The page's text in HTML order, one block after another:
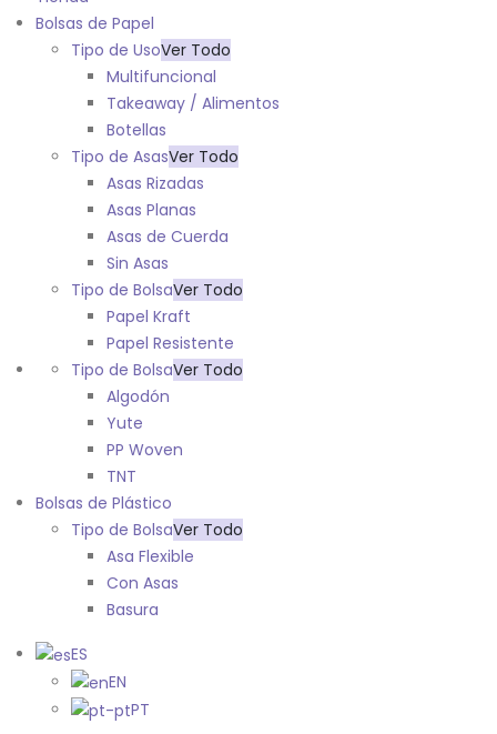
Bolsas de Papel
Tipo de UsoVer Todo
Multifuncional
Takeaway / Alimentos
Botellas
Tipo de AsasVer Todo
Asas Rizadas
Asas Planas
Asas de Cuerda
Sin Asas
Tipo de BolsaVer Todo
Papel Kraft
Papel Resistente
Tipo de BolsaVer Todo
Algodón
Yute
PP Woven
TNT
Bolsas de Plástico
Tipo de BolsaVer Todo
Asa Flexible
Con Asas
Basura
ES
EN
PT